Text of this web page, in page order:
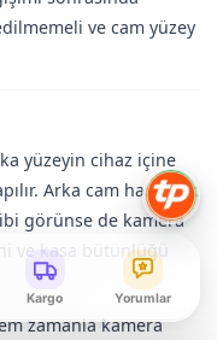
ve cam yüzey
yüzeyin cihaz içine
Arka cam hasarı ilk
görünse de kamera
ve kasa bütünlüğü
zamanla kamera
Kargo Yorumlar